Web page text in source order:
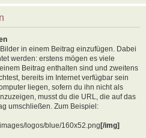
in einem Beitrag einzufügen. Dabei
werden: erstens mögen es viele
Beitrag enthalten sind und zweitens
bereits im Internet verfügbar sein
liegen, sofern du ihn nicht als
musst du die URL, die auf das
umschließen. Zum Beispiel:
logos/blue/160x52.png[/img]